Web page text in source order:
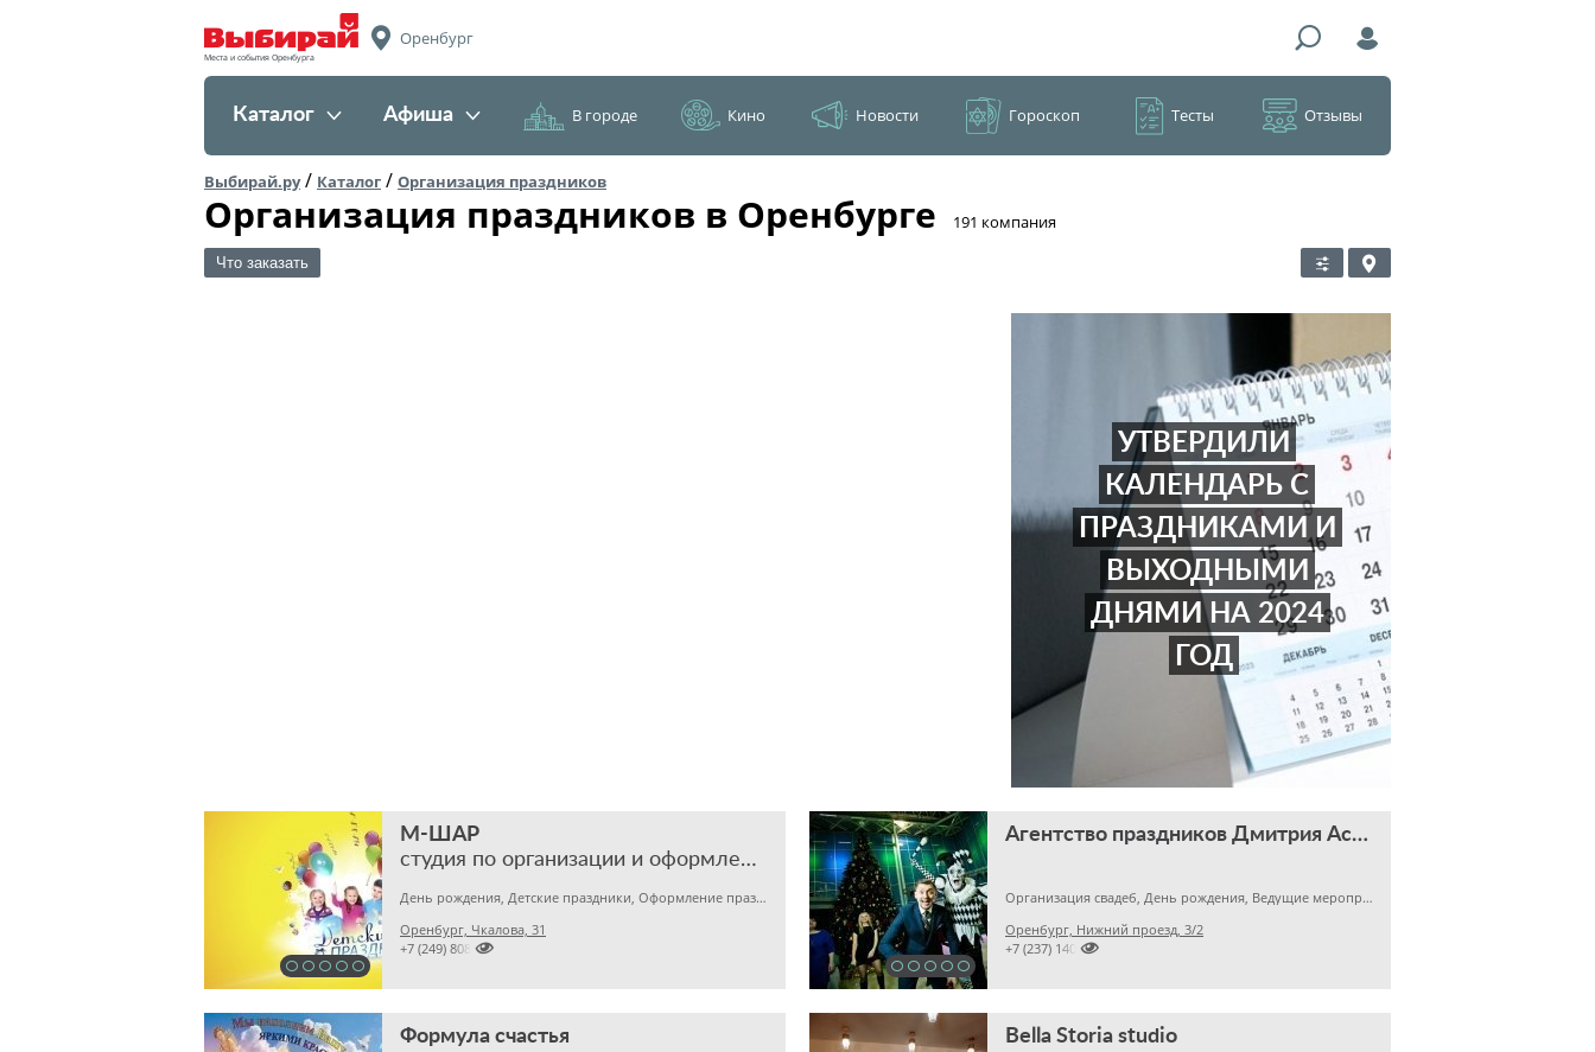
Места и события Оренбурга
Оренбург
Каталог Афиша В городе Кино Новости Гороскоп Тесты Отзывы
Выбирай.ру/ Каталог / Организация праздников
Организация праздников в Оренбурге ​191 компания
Что заказать
УТВЕРДИЛИ
КАЛЕНДАРЬ С
ПРАЗДНИКАМИ И
ВЫХОДНЫМИ
ДНЯМИ НА 2024
ГОД
М-ШАР
студия по организации и оформлению праздников
День рождения, Детские праздники, Оформление праздников
Оренбург, Чкалова, 31

+7 (249) 808
Агентство праздников Дмитрия Асеева
Организация свадеб, День рождения, Ведущие мероприятий
Оренбург, Нижний проезд, 3/2

+7 (237) 140
Формула счастья
Bella Storia studio